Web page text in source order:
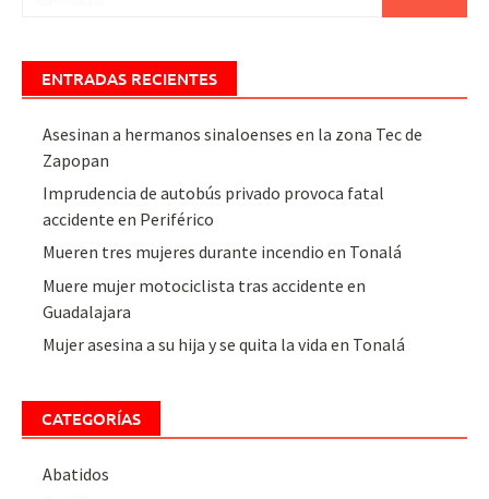
ENTRADAS RECIENTES
Asesinan a hermanos sinaloenses en la zona Tec de
Zapopan
Imprudencia de autobús privado provoca fatal
accidente en Periférico
Mueren tres mujeres durante incendio en Tonalá
Muere mujer motociclista tras accidente en
Guadalajara
Mujer asesina a su hija y se quita la vida en Tonalá
CATEGORÍAS
Abatidos